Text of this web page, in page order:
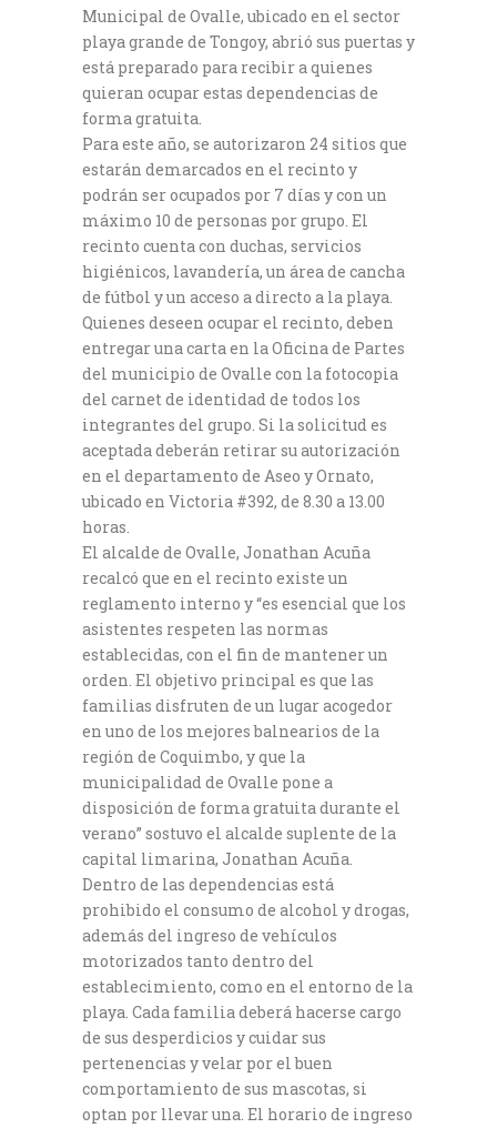
Municipal de Ovalle, ubicado en el sector
playa grande de Tongoy, abrió sus puertas y
está preparado para recibir a quienes
quieran ocupar estas dependencias de
forma gratuita.
Para este año, se autorizaron 24 sitios que
estarán demarcados en el recinto y
podrán ser ocupados por 7 días y con un
máximo 10 de personas por grupo. El
recinto cuenta con duchas, servicios
higiénicos, lavandería, un área de cancha
de fútbol y un acceso a directo a la playa.
Quienes deseen ocupar el recinto, deben
entregar una carta en la Oficina de Partes
del municipio de Ovalle con la fotocopia
del carnet de identidad de todos los
integrantes del grupo. Si la solicitud es
aceptada deberán retirar su autorización
en el departamento de Aseo y Ornato,
ubicado en Victoria #392, de 8.30 a 13.00
horas.
El alcalde de Ovalle, Jonathan Acuña
recalcó que en el recinto existe un
reglamento interno y “es esencial que los
asistentes respeten las normas
establecidas, con el fin de mantener un
orden. El objetivo principal es que las
familias disfruten de un lugar acogedor
en uno de los mejores balnearios de la
región de Coquimbo, y que la
municipalidad de Ovalle pone a
disposición de forma gratuita durante el
verano” sostuvo el alcalde suplente de la
capital limarina, Jonathan Acuña.
Dentro de las dependencias está
prohibido el consumo de alcohol y drogas,
además del ingreso de vehículos
motorizados tanto dentro del
establecimiento, como en el entorno de la
playa. Cada familia deberá hacerse cargo
de sus desperdicios y cuidar sus
pertenencias y velar por el buen
comportamiento de sus mascotas, si
optan por llevar una. El horario de ingreso